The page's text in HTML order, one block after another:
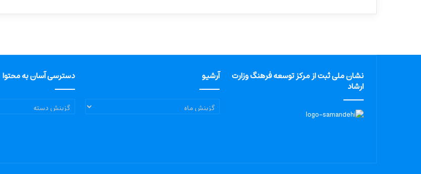
نشان ملی ثبت از مرکز توسعه فرهنگ وزارت
ارشاد
آرشیو
آرشیو
دسترسی آسان به محتوا
دسترسی
آسان